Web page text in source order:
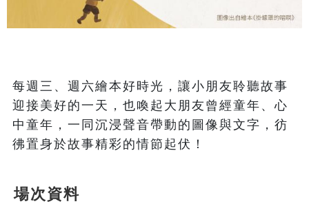
每週三、週六繪本好時光，讓小朋友聆聽故事
迎接美好的一天，也喚起大朋友曾經童年、心
中童年，一同沉浸聲音帶動的圖像與文字，彷
彿置身於故事精彩的情節起伏！
場次資料